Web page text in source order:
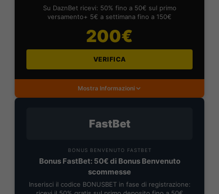
Su DaznBet ricevi: 50% fino a 50€ sul primo
versamento+ 5€ a settimana fino a 150€
200€
VERIFICA
Mostra Informazioni
FastBet
BONUS BENVENUTO FASTBET
Bonus FastBet: 50€ di Bonus Benvenuto
scommesse
Inserisci il codice BONUSBET in fase di registrazione: